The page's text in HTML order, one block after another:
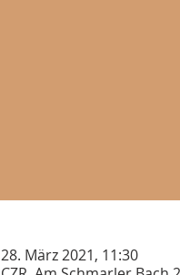
28. März 2021, 11:30